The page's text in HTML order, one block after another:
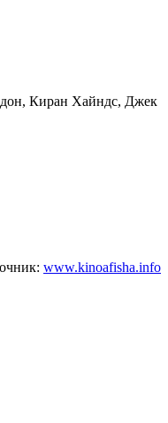
Киран Хайндс, Джек
www.kinoafisha.info